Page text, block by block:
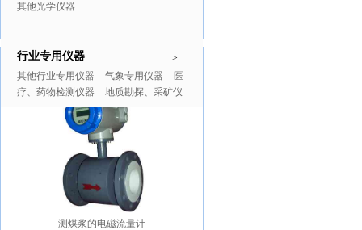
其他光学仪器
>
行业专用仪器
其他行业专用仪器 气象专用仪器
医
疗、药物检测仪器
地质勘探、采矿仪
推广商品 更多>>
测煤浆的电磁流量计